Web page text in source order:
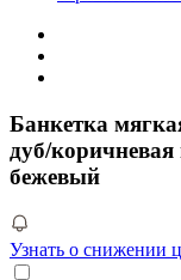
Банкетка
дуб/
бежевый
Узнать о снижении